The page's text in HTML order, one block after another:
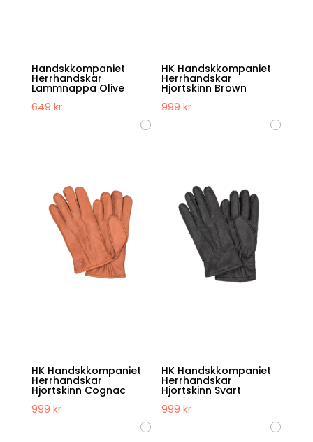
Handskkompaniet
Herrhandskar
Lammnappa Olive
649 kr
HK Handskkompaniet
Herrhandskar
Hjortskinn Brown
999kr
HK Handskkompaniet
Herrhandskar
Hjortskinn Cognac
999 kr
HK Handskkompaniet
Herrhandskar
Hjortskinn Svart
999kr